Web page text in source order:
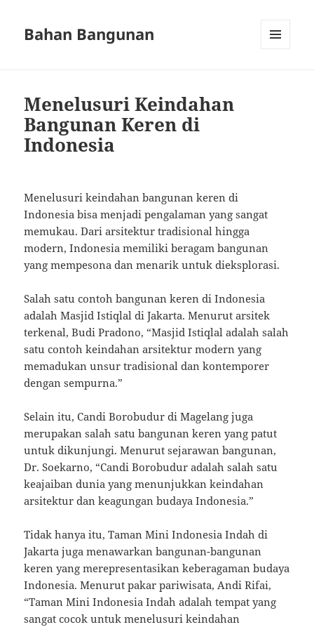
Bahan Bangunan
Menelusuri Keindahan
Bangunan Keren di
Indonesia
Menelusuri keindahan bangunan keren di
Indonesia bisa menjadi pengalaman yang sangat
memukau. Dari arsitektur tradisional hingga
modern, Indonesia memiliki beragam bangunan
yang mempesona dan menarik untuk dieksplorasi.
Salah satu contoh bangunan keren di Indonesia
adalah Masjid Istiqlal di Jakarta. Menurut arsitek
terkenal, Budi Pradono, “Masjid Istiqlal adalah salah
satu contoh keindahan arsitektur modern yang
memadukan unsur tradisional dan kontemporer
dengan sempurna.”
Selain itu, Candi Borobudur di Magelang juga
merupakan salah satu bangunan keren yang patut
untuk dikunjungi. Menurut sejarawan bangunan,
Dr. Soekarno, “Candi Borobudur adalah salah satu
keajaiban dunia yang menunjukkan keindahan
arsitektur dan keagungan budaya Indonesia.”
Tidak hanya itu, Taman Mini Indonesia Indah di
Jakarta juga menawarkan bangunan-bangunan
keren yang merepresentasikan keberagaman budaya
Indonesia. Menurut pakar pariwisata, Andi Rifai,
“Taman Mini Indonesia Indah adalah tempat yang
sangat cocok untuk menelusuri keindahan